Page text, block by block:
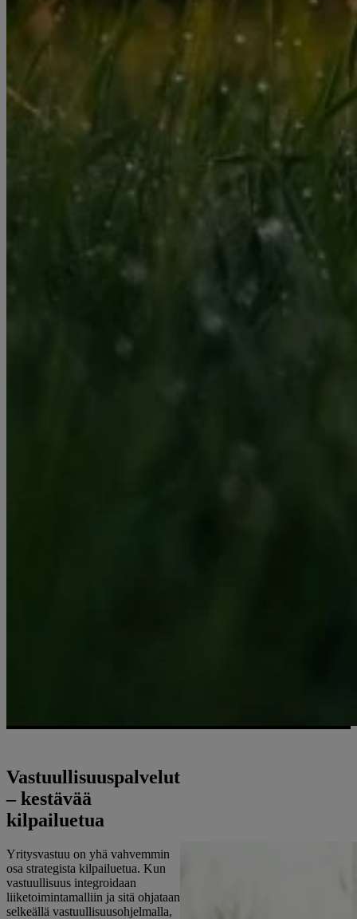
Vastuullisuuspalvelut
– kestävää
kilpailuetua
Yritysvastuu on yhä vahvemmin
osa strategista kilpailuetua. Kun
vastuullisuus integroidaan
liiketoimintamalliin ja sitä ohjataan
selkeällä vastuullisuusohjelmalla,